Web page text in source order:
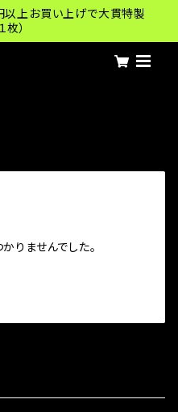
上お買い上げで大貫特製
）
りませんでした。